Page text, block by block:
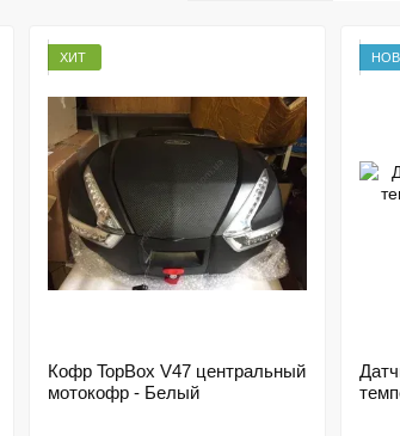
ХИТ
Кофр TopBox V47 центральный
мотокофр - Белый